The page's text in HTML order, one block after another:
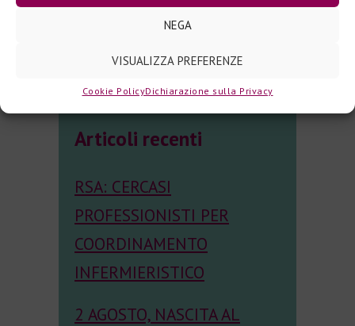
NEGA
VISUALIZZA PREFERENZE
Cookie PolicyDichiarazione sulla Privacy
TUTTE LE NEWS
Articoli recenti
RSA: CERCASI
PROFESSIONISTI PER
COORDINAMENTO
INFERMIERISTICO
2 AGOSTO, NASCITA AL